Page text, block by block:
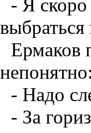
- Я
Ермаков
непонятно:
- Надо
- За